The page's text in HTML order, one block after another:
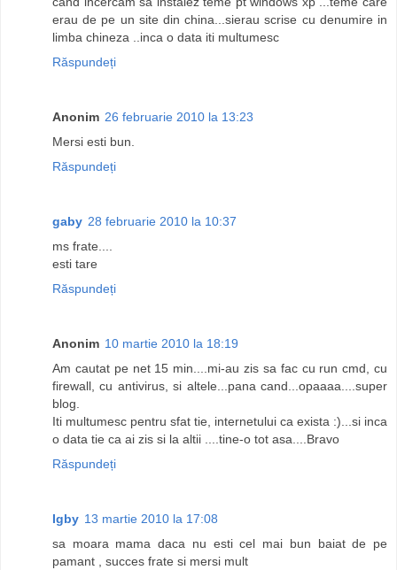
erau de pe un site din china...sierau scrise cu denumire in
limba chineza ..inca o data iti multumesc
Răspundeți
Anonim 26 februarie 2010 la 13:23
Mersi esti bun.
Răspundeți
gaby 28 februarie 2010 la 10:37
ms frate....
esti tare
Răspundeți
Anonim 10 martie 2010 la 18:19
Am cautat pe net 15 min....mi-au zis sa fac cu run cmd, cu
firewall, cu antivirus, si altele...pana cand...opaaaa....super
blog.
Iti multumesc pentru sfat tie, internetului ca exista :)...si inca
o data tie ca ai zis si la altii ....tine-o tot asa....Bravo
Răspundeți
Igby 13 martie 2010 la 17:08
sa moara mama daca nu esti cel mai bun baiat de pe
pamant , succes frate si mersi mult